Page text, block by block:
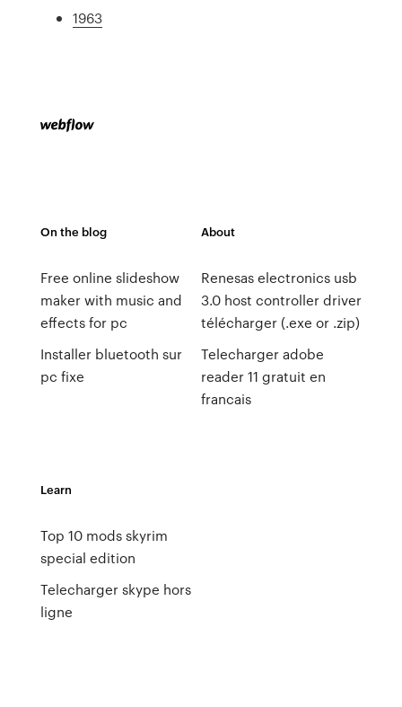
1963
On the blog
Free online slideshow
maker with music and
effects for pc
Installer bluetooth sur
pc fixe
About
Renesas electronics usb
3.0 host controller driver
télécharger (.exe or .zip)
Telecharger adobe
reader 11 gratuit en
francais
Learn
Top 10 mods skyrim
special edition
Telecharger skype hors
ligne